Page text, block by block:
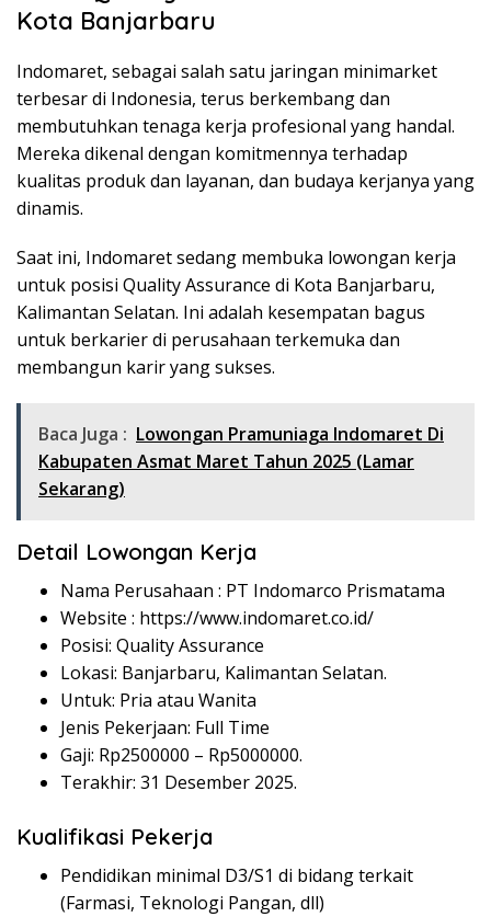
Kota Banjarbaru
Indomaret, sebagai salah satu jaringan minimarket
terbesar di Indonesia, terus berkembang dan
membutuhkan tenaga kerja profesional yang handal.
Mereka dikenal dengan komitmennya terhadap
kualitas produk dan layanan, dan budaya kerjanya yang
dinamis.
Saat ini, Indomaret sedang membuka lowongan kerja
untuk posisi Quality Assurance di Kota Banjarbaru,
Kalimantan Selatan. Ini adalah kesempatan bagus
untuk berkarier di perusahaan terkemuka dan
membangun karir yang sukses.
Baca Juga : Lowongan Pramuniaga Indomaret Di
Kabupaten Asmat Maret Tahun 2025 (Lamar
Sekarang)
Detail Lowongan Kerja
Nama Perusahaan : PT Indomarco Prismatama
Website : https://www.indomaret.co.id/
Posisi: Quality Assurance
Lokasi: Banjarbaru, Kalimantan Selatan.
Untuk: Pria atau Wanita
Jenis Pekerjaan: Full Time
Gaji: Rp2500000 – Rp5000000.
Terakhir: 31 Desember 2025.
Kualifikasi Pekerja
Pendidikan minimal D3/S1 di bidang terkait
(Farmasi, Teknologi Pangan, dll)